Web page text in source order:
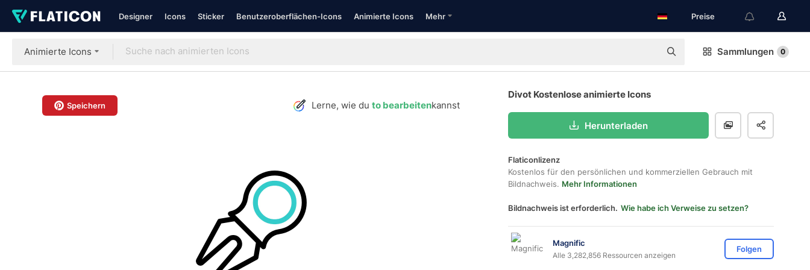
Designer Icons Sticker Benutzeroberflächen-Icons Animierte Icons Mehr Preise
Animierte Icons Sammlungen 0
Speichern Lerne, wie du to bearbeitenkannst
Divot Kostenlose animierte Icons
Herunterladen
Flaticonlizenz
Kostenlos für den persönlichen und kommerziellen Gebrauch mit
Bildnachweis. Mehr Informationen
Bildnachweis ist erforderlich. Wie habe ich Verweise zu setzen?
Magnific
Alle 3,282,856 Ressourcen anzeigen
Folgen